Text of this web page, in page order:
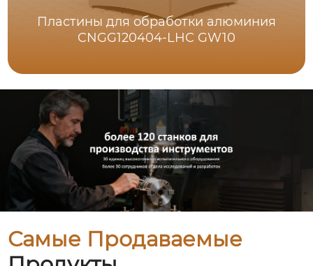
Пластины для обработки алюминия
CNGG120404-LHC GW10
Самые Продаваемые